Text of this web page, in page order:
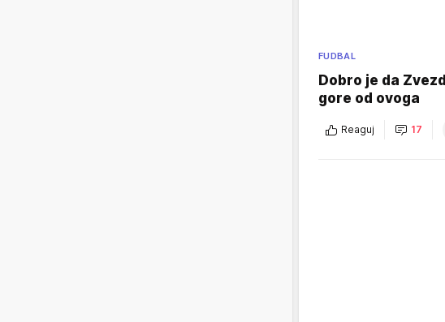
FUDBAL
Dobro je da
gore od ovoga
Reaguj 17